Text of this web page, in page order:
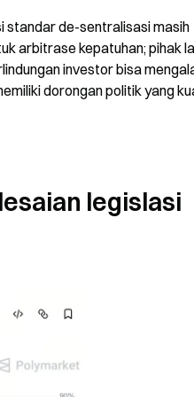
standar de-sentralisasi masih
arbitrase kepatuhan; pihak
investor bisa
dorongan politik yang
legislasi